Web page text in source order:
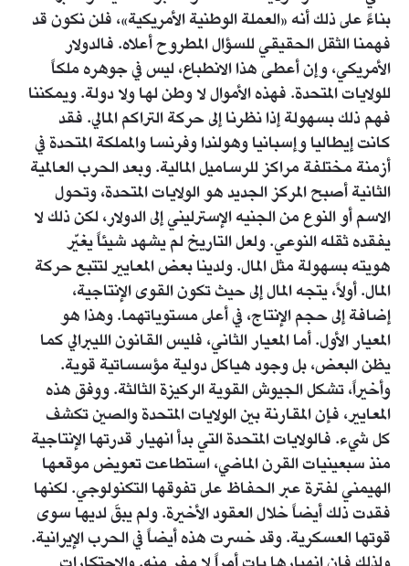
بناءً على ذلك أنه «العملة الوطنية الأمريكية»، فلن نكون قد
فهمنا الثقل الحقيقي للسؤال المطروح أعلاه. فالدولار
الأمريكي، وإن أعطى هذا الانطباع، ليس في جوهره ملكاً
للولايات المتحدة. فهذه الأموال لا وطن لها ولا دولة. ويمكننا
فهم ذلك بسهولة إذا نظرنا إلى حركة التراكم المالي. فقد
كانت إيطاليا وإسبانيا وهولندا وفرنسا والمملكة المتحدة في
أزمنة مختلفة مراكز للرساميل المالية. وبعد الحرب العالمية
الثانية أصبح المركز الجديد هو الولايات المتحدة، وتحول
الاسم أو النوع من الجنيه الإسترليني إلى الدولار، لكن ذلك لا
يفقده ثقله النوعي. ولعل التاريخ لم يشهد شيئاً يغيّر
هويته بسهولة مثل المال. ولدينا بعض المعايير لتتبع حركة
المال. أولاً، يتجه المال إلى حيث تكون القوى الإنتاجية،
إضافة إلى حجم الإنتاج، في أعلى مستوياتهما. وهذا هو
المعيار الأول. أما المعيار الثاني، فليس القانون الليبرالي كما
يظن البعض، بل وجود هياكل دولية مؤسساتية قوية.
وأخيراً، تشكل الجيوش القوية الركيزة الثالثة. ووفق هذه
المعايير، فإن المقارنة بين الولايات المتحدة والصين تكشف
كل شيء. فالولايات المتحدة التي بدأ انهيار قدرتها الإنتاجية
منذ سبعينيات القرن الماضي، استطاعت تعويض موقعها
الهيمني لفترة عبر الحفاظ على تفوقها التكنولوجي. لكنها
فقدت ذلك أيضاً خلال العقود الأخيرة. ولم يبقَ لديها سوى
قوتها العسكرية. وقد خسرت هذه أيضاً في الحرب الإيرانية.